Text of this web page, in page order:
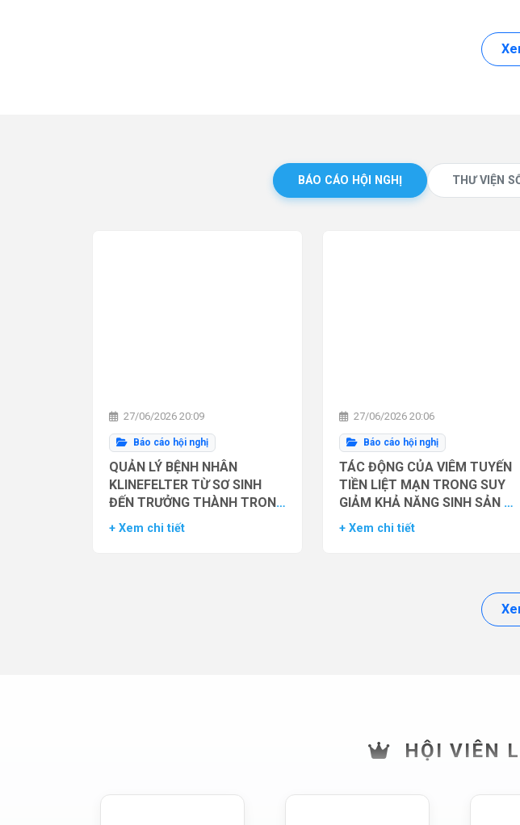
BÁO CÁO HỘI NGHỊ THƯ VIỆN
27/06/2026 20:09
Báo cáo hội nghị
QUẢN LÝ BỆNH NHÂN
KLINEFELTER TỪ SƠ SINH
ĐẾN TRƯỞNG THÀNH TRONG
THỰC HÀNH HỖ TRỢ SINH
+ Xem chi tiết
27/06/2026 20:06
Báo cáo hội nghị
TÁC ĐỘNG CỦA VIÊM TUYẾN
TIỀN LIỆT MẠN TRONG SUY
GIẢM KHẢ NĂNG SINH SẢN Ở
NAM GIỚI
+ Xem chi tiết
HỘI VIÊN